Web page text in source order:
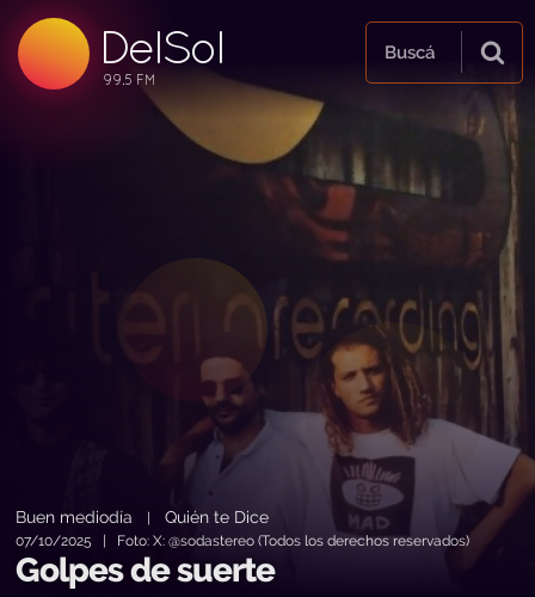
DelSol
99.5 FM
99.5 FM
99.5 FM
Buscá
Buen mediodía |Quién te Dice
07/10/2025 | Foto: X: @sodastereo (Todos los derechos reservados)
Golpes de suerte